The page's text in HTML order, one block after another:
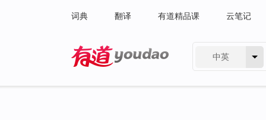
词典 翻译 有道精品课 云笔记
中英